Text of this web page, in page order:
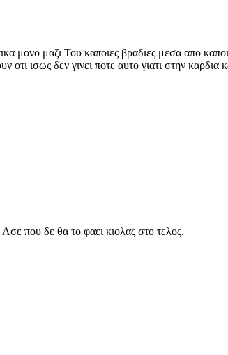
μονο μαζι Του καποιες βραδιες μεσα απο
ισως δεν γινει ποτε αυτο γιατι στην καρδια
που δε θα το φαει κιολας στο τελος.